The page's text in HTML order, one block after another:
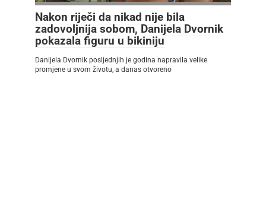
Nakon riječi da nikad nije bila
zadovoljnija sobom, Danijela Dvornik
pokazala figuru u bikiniju
Danijela Dvornik posljednjih je godina napravila velike
promjene u svom životu, a danas otvoreno